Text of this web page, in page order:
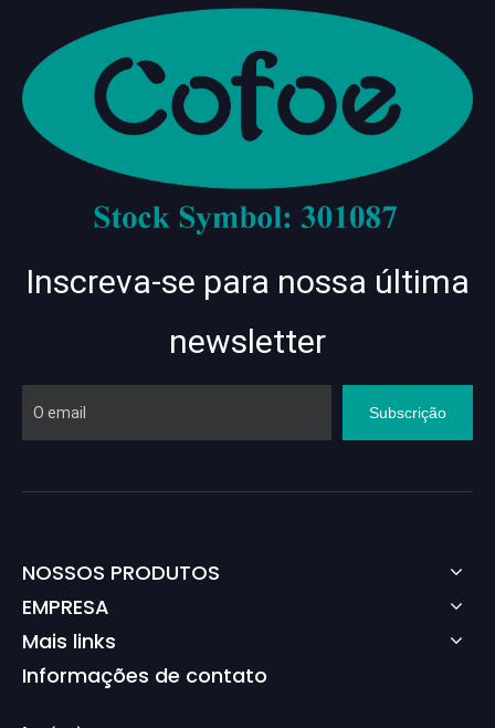
Inscreva-se para nossa última
newsletter
Subscrição
NOSSOS PRODUTOS
EMPRESA
Mais links
Informações de contato